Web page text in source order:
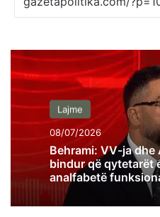
Lajme
08/07/2026
Behrami: VV-ja dhe
bindur që qytetarët
analfabetë